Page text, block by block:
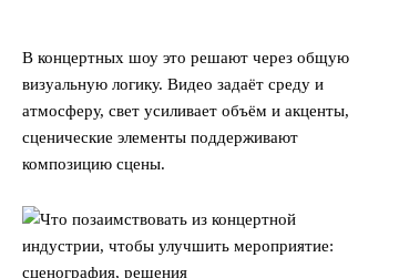
В концертных шоу это решают через общую
визуальную логику. Видео задаёт среду и
атмосферу, свет усиливает объём и акценты,
сценические элементы поддерживают
композицию сцены.